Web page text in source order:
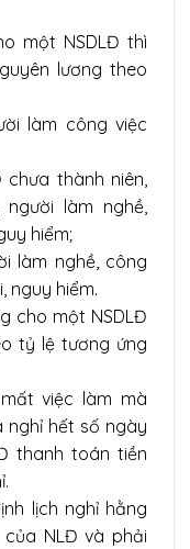
một NSDLĐ thì
lương theo
làm công việc
thành niên,
làm nghề,
hiểm;
làm nghề, công
nguy hiểm.
cho một NSDLĐ
tỷ lệ tương ứng
việc làm mà
nghỉ hết số ngày
thanh toán tiền
lịch nghỉ hằng
NLĐ và phải